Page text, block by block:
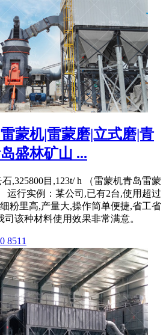
蒙机|雷蒙磨|立式磨|青
盛林矿山 ...
,325800目,123t/ h （雷蒙机青岛雷蒙
运行实例：某公司,已有2台,使用超过
粉里高,产量大,操作简单便捷,省工省
司该种材料使用效果非常满意。
8511